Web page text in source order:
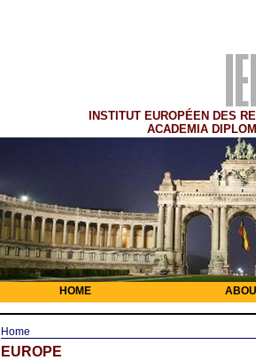
INSTITUT EUROPÉEN DES
ACADEMIA
HOME
Home
EUROPE